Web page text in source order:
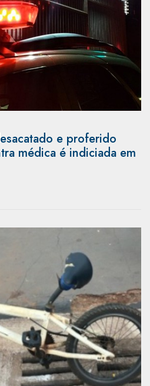
e proferido
médica é indiciada em